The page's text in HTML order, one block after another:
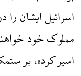
اسرائیل ایشان
مملوک خود
اسیر کرده، بر